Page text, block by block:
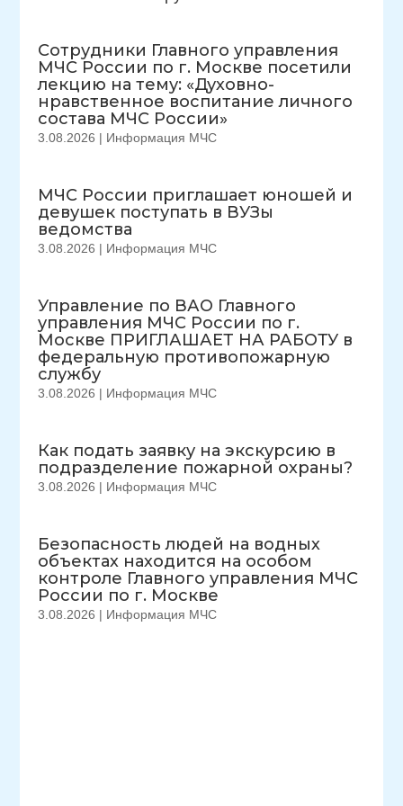
Сотрудники Главного управления
МЧС России по г. Москве посетили
лекцию на тему: «Духовно-
нравственное воспитание личного
состава МЧС России»
3.08.2026 | Информация МЧС
МЧС России приглашает юношей и
девушек поступать в ВУЗы
ведомства
3.08.2026 | Информация МЧС
Управление по ВАО Главного
управления МЧС России по г.
Москве ПРИГЛАШАЕТ НА РАБОТУ в
федеральную противопожарную
службу
3.08.2026 | Информация МЧС
Как подать заявку на экскурсию в
подразделение пожарной охраны?
3.08.2026 | Информация МЧС
Безопасность людей на водных
объектах находится на особом
контроле Главного управления МЧС
России по г. Москве
3.08.2026 | Информация МЧС